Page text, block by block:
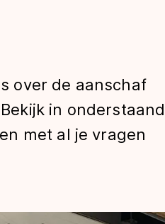
over de aanschaf
in onderstaand
met al je vragen